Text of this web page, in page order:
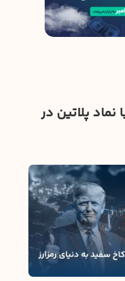
نماد پلاتین در